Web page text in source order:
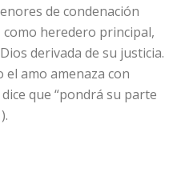
de condenación
heredero principal,
derivada de su justicia.
el amo amenaza con
que “pondrá su parte